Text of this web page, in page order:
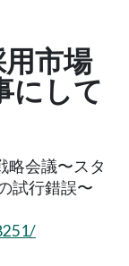
市場
にして
略会議〜スタ
試行錯誤〜